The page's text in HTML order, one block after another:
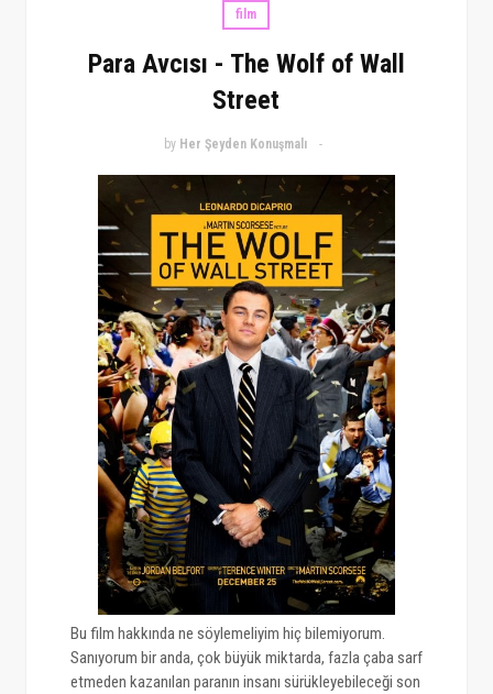
film
Para Avcısı - The Wolf of Wall
Street
by Her Şeyden Konuşmalı
Bu film hakkında ne söylemeliyim hiç bilemiyorum.
Sanıyorum bir anda, çok büyük miktarda, fazla çaba sarf
etmeden kazanılan paranın insanı sürükleyebileceği son